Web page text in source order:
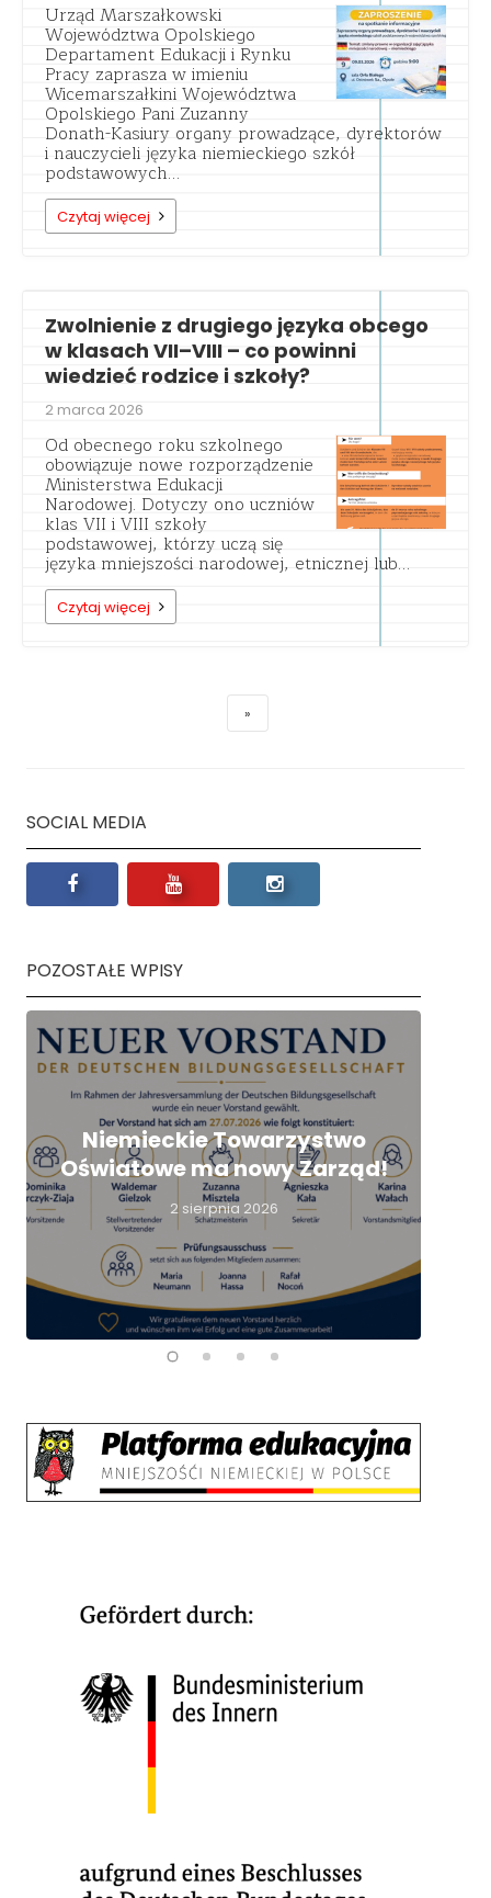
Urząd Marszałkowski
Województwa Opolskiego
Departament Edukacji i Rynku
Pracy zaprasza w imieniu
Wicemarszałkini Województwa
Opolskiego Pani Zuzanny
Donath-Kasiury organy prowadzące, dyrektorów
i nauczycieli języka niemieckiego szkół
podstawowych…
Czytaj więcej
Zwolnienie z drugiego języka obcego
w klasach VII–VIII – co powinni
wiedzieć rodzice i szkoły?
2 marca 2026
Od obecnego roku szkolnego
obowiązuje nowe rozporządzenie
Ministerstwa Edukacji
Narodowej. Dotyczy ono uczniów
klas VII i VIII szkoły
podstawowej, którzy uczą się
języka mniejszości narodowej, etnicznej lub…
Czytaj więcej
SOCIAL MEDIA
POZOSTAŁE WPISY
Niemieckie Towarzystwo
Oświatowe ma nowy Zarząd!
2 sierpnia 2026